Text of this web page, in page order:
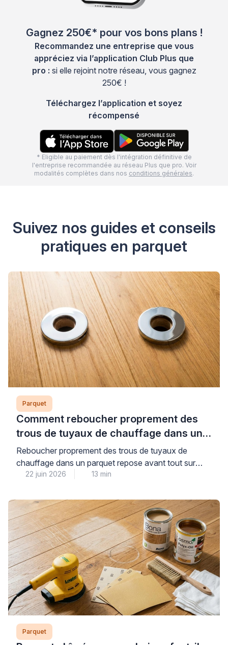
Gagnez 250€* pour vos bons plans !
Recommandez une entreprise que vous
appréciez via l’application Club Plus que
pro : si elle rejoint notre réseau, vous gagnez
250€ !
Téléchargez l’application et soyez
récompensé
* Eligible au paiement dès l'intégration définitive de
l'entreprise recommandée au réseau Plus que pro. Voir
modalités complètes dans nos conditions générales.
Suivez nos guides et conseils
pratiques en parquet
Parquet
Comment reboucher proprement des
trous de tuyaux de chauffage dans un
parquet ?
Reboucher proprement des trous de tuyaux de
chauffage dans un parquet repose avant tout sur
l’identification précise du type de revêtement
à bois assortie pour un parquet massif, rosaces
décoratives pour un stratifié, ou remplacement de
lame pour une finition invisible. Cette intervention, qui
peut sembler […]
22 juin 2026 13 min
Parquet